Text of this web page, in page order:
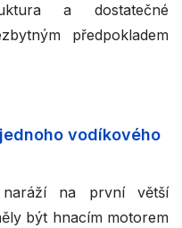
a dostatečné
předpokladem
vodíkového
naráží na první větší
být hnacím motorem